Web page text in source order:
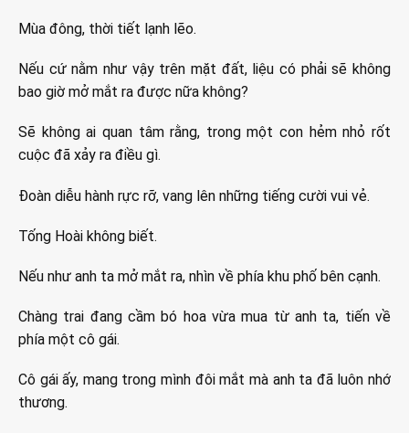
Mùa đông, thời tiết lạnh lẽo.
Nếu cứ nằm như vậy trên mặt đất, liệu có phải sẽ không
bao giờ mở mắt ra được nữa không?
Sẽ không ai quan tâm rằng, trong một con hẻm nhỏ rốt
cuộc đã xảy ra điều gì.
Đoàn diễu hành rực rỡ, vang lên những tiếng cười vui vẻ.
Tống Hoài không biết.
Nếu như anh ta mở mắt ra, nhìn về phía khu phố bên cạnh.
Chàng trai đang cầm bó hoa vừa mua từ anh ta, tiến về
phía một cô gái.
Cô gái ấy, mang trong mình đôi mắt mà anh ta đã luôn nhớ
thương.